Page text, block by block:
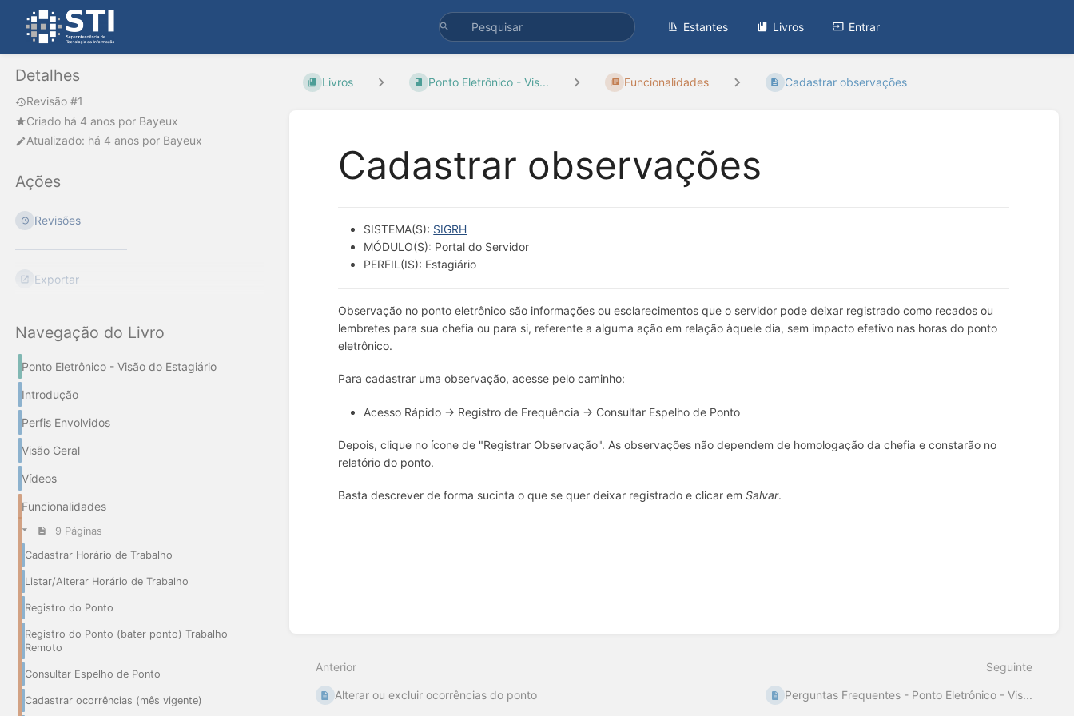
Estantes Livros Entrar
Detalhes
Revisão #1
Criado há 4 anos por Bayeux
Atualizado: há 4 anos por Bayeux
Ações
Revisões
Exportar
Navegação do Livro
Ponto Eletrônico - Visão do Estagiário
Introdução
Perfis Envolvidos
Visão Geral
Vídeos
Funcionalidades
9 Páginas
Cadastrar Horário de Trabalho
Listar/Alterar Horário de Trabalho
Registro do Ponto
Registro do Ponto (bater ponto) Trabalho
Remoto
Consultar Espelho de Ponto
Cadastrar ocorrências (mês vigente)
Livros Ponto Eletrônico - Vis... Funcionalidades Cadastrar observações
Cadastrar observações
SISTEMA(S): SIGRH
MÓDULO(S): Portal do Servidor
PERFIL(IS): Estagiário
Observação no ponto eletrônico são informações ou esclarecimentos que o servidor pode deixar registrado como recados ou
lembretes para sua chefia ou para si, referente a alguma ação em relação àquele dia, sem impacto efetivo nas horas do ponto
eletrônico.
Para cadastrar uma observação, acesse pelo caminho:
Acesso Rápido → Registro de Frequência → Consultar Espelho de Ponto
Depois, clique no ícone de "Registrar Observação". As observações não dependem de homologação da chefia e constarão no
relatório do ponto.
Basta descrever de forma sucinta o que se quer deixar registrado e clicar emSalvar.
Anterior
Alterar ou excluir ocorrências do ponto
Seguinte
Perguntas Frequentes - Ponto Eletrônico - Vis...